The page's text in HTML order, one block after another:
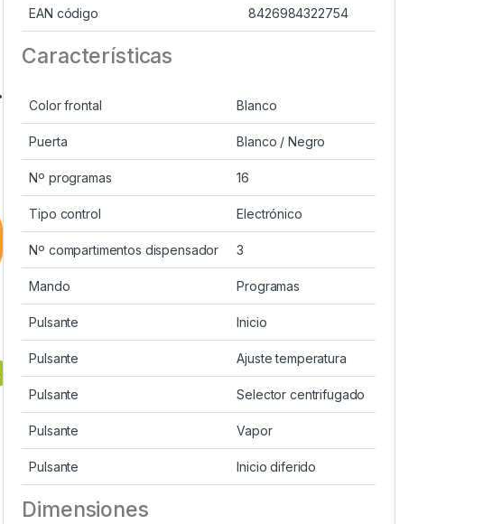
EAN código 8426984322754
Características
Color frontal Blanco
Puerta Blanco / Negro
Nº programas 16
Tipo control Electrónico
Nº compartimentos dispensador 3
Mando Programas
Pulsante Inicio
Pulsante Ajuste temperatura
Pulsante Selector centrifugado
Pulsante Vapor
Pulsante Inicio diferido
Dimensiones